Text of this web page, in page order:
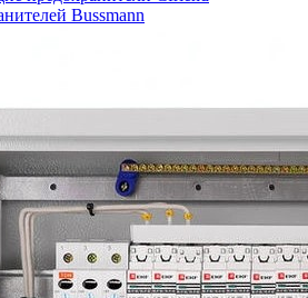
Bussmann